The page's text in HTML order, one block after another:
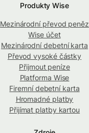
Produkty Wise
Mezinárodní převod peněz
Wise účet
Mezinárodní debetní karta
Převod vysoké částky
Přijmout peníze
Platforma Wise
Firemní debetní karta
Hromadné platby
Přijímat platby kartou